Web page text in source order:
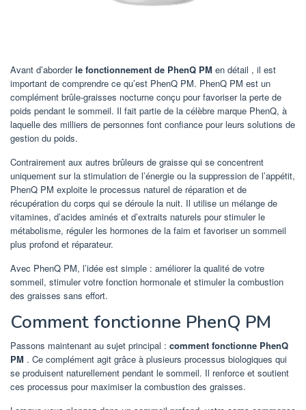
Avant d’aborderle fonctionnement de PhenQ PM en détail , il est
important de comprendre ce qu’est PhenQ PM. PhenQ PM est un
complément brûle-graisses nocturne conçu pour favoriser la perte de
poids pendant le sommeil. Il fait partie de la célèbre marque PhenQ, à
laquelle des milliers de personnes font confiance pour leurs solutions de
gestion du poids.
Contrairement aux autres brûleurs de graisse qui se concentrent
uniquement sur la stimulation de l’énergie ou la suppression de l’appétit,
PhenQ PM exploite le processus naturel de réparation et de
récupération du corps qui se déroule la nuit. Il utilise un mélange de
vitamines, d’acides aminés et d’extraits naturels pour stimuler le
métabolisme, réguler les hormones de la faim et favoriser un sommeil
plus profond et réparateur.
Avec PhenQ PM, l’idée est simple : améliorer la qualité de votre
sommeil, stimuler votre fonction hormonale et stimuler la combustion
des graisses sans effort.
Comment fonctionne PhenQ PM
Passons maintenant au sujet principal : comment fonctionne PhenQ
PM . Ce complément agit grâce à plusieurs processus biologiques qui
se produisent naturellement pendant le sommeil. Il renforce et soutient
ces processus pour maximiser la combustion des graisses.